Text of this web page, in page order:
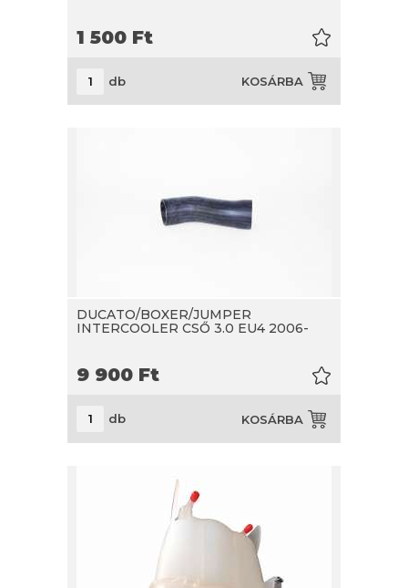
1 500 Ft
db KOSÁRBA
DUCATO/BOXER/JUMPER
INTERCOOLER CSŐ 3.0 EU4 2006-
9 900 Ft
db KOSÁRBA